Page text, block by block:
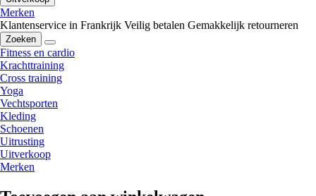
Merken
Klantenservice in Frankrijk Veilig betalen Gemakkelijk retourneren
Zoeken
Fitness en cardio
Krachttraining
Cross training
Yoga
Vechtsporten
Kleding
Schoenen
Uitrusting
Uitverkoop
Merken